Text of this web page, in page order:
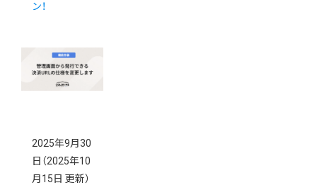
ン！
2025年9月30
日 （2025年10
月15日 更新）